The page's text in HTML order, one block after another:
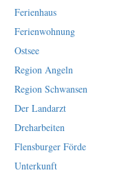
Ferienhaus
Ferienwohnung
Ostsee
Region Angeln
Region Schwansen
Der Landarzt
Dreharbeiten
Flensburger Förde
Unterkunft